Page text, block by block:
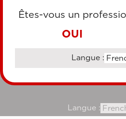
VIREMENT
Langue :
Êtes-vous un
OUI
Langue :